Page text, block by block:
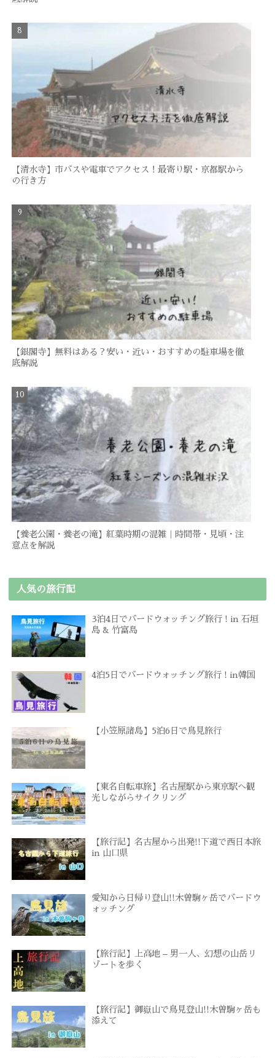
【清水寺】市バスや電車でアクセス！最寄り駅・京都駅から
の行き方
【銀閣寺】無料はある？安い・近い・おすすめの駐車場を徹
底解説
【養老公園・養老の滝】紅葉時期の混雑｜時間帯・見頃・注
意点を解説
人気の旅行記
3泊4日でバードウォッチング旅行 ! in 石垣
島 & 竹富島
4泊5日でバードウォッチング旅行 ! in韓国
【小笠原諸島】5泊6日で鳥見旅行
【東名自転車旅】名古屋駅から東京駅へ観
光しながらサイクリング
【旅行記】名古屋から出発!!下道で西日本旅
in 山口県
愛知から日帰り登山!!木曽駒ヶ岳でバードウ
ォッチング
【旅行記】上高地 – 男一人、幻想の山岳リ
ゾートを歩く
【旅行記】御嶽山で鳥見登山!!木曽駒ヶ岳も
添えて